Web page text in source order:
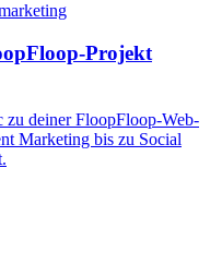
Projekt
zu deiner FloopFloop-Web-
Marketing bis zu Social